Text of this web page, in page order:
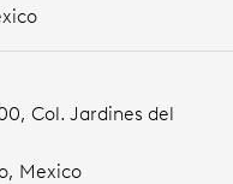
Col. Jardines del
Mexico